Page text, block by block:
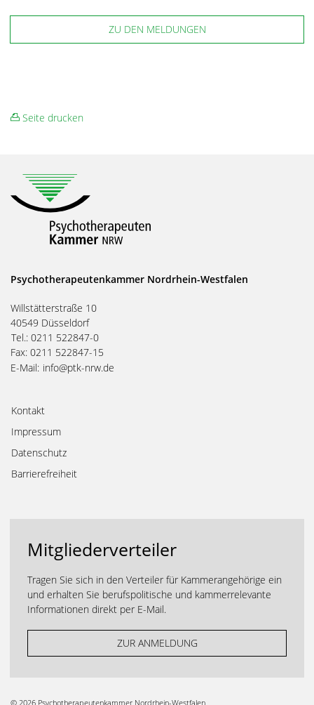
ZU DEN MELDUNGEN
Seite drucken
Psychotherapeutenkammer Nordrhein-Westfalen
Willstätterstraße 10
40549 Düsseldorf
Tel.: 0211 522847-0
Fax: 0211 522847-15
E-Mail: info@ptk-nrw.de
Kontakt
Impressum
Datenschutz
Barrierefreiheit
Mitgliederverteiler
Tragen Sie sich in den Verteiler für Kammerangehörige ein
und erhalten Sie berufspolitische und kammerrelevante
Informationen direkt per E-Mail.
ZUR ANMELDUNG
© 2026 Psychotherapeutenkammer Nordrhein-Westfalen